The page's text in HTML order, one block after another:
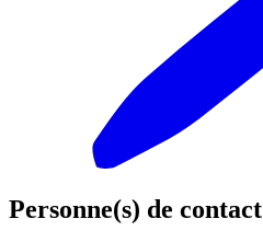
Personne(s) de contact